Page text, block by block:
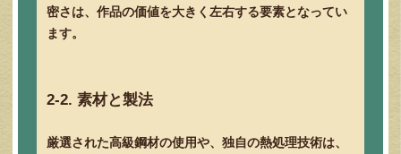
密さは、作品の価値を大きく左右する要素となってい
ます。
2-2. 素材と製法
厳選された高級鋼材の使用や、独自の熱処理技術は、